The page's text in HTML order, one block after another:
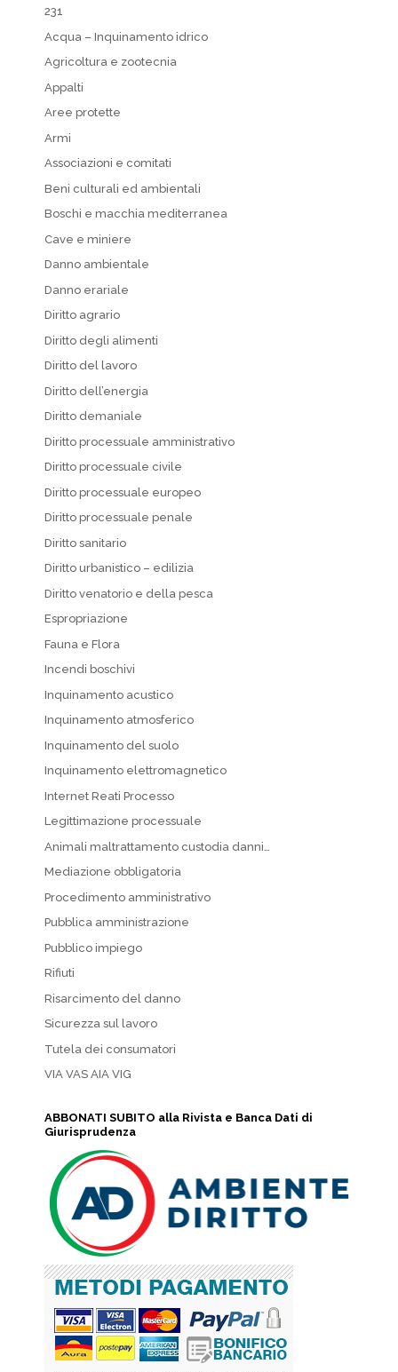
231
Acqua – Inquinamento idrico
Agricoltura e zootecnia
Appalti
Aree protette
Armi
Associazioni e comitati
Beni culturali ed ambientali
Boschi e macchia mediterranea
Cave e miniere
Danno ambientale
Danno erariale
Diritto agrario
Diritto degli alimenti
Diritto del lavoro
Diritto dell’energia
Diritto demaniale
Diritto processuale amministrativo
Diritto processuale civile
Diritto processuale europeo
Diritto processuale penale
Diritto sanitario
Diritto urbanistico – edilizia
Diritto venatorio e della pesca
Espropriazione
Fauna e Flora
Incendi boschivi
Inquinamento acustico
Inquinamento atmosferico
Inquinamento del suolo
Inquinamento elettromagnetico
Internet Reati Processo
Legittimazione processuale
Animali maltrattamento custodia danni…
Mediazione obbligatoria
Procedimento amministrativo
Pubblica amministrazione
Pubblico impiego
Rifiuti
Risarcimento del danno
Sicurezza sul lavoro
Tutela dei consumatori
VIA VAS AIA VIG
ABBONATI SUBITO alla Rivista e Banca Dati di
Giurisprudenza